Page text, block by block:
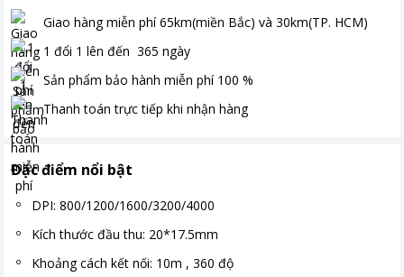
Giao hàng miễn phí 65km(miền Bắc) và 30km(TP. HCM)
1 đổi 1 lên đến 365 ngày
Sản phẩm bảo hành miễn phí 100 %
Thanh toán trực tiếp khi nhận hàng
Đặc điểm nổi bật
DPI: 800/1200/1600/3200/4000
Kích thước đầu thu: 20*17.5mm
Khoảng cách kết nối: 10m , 360 độ